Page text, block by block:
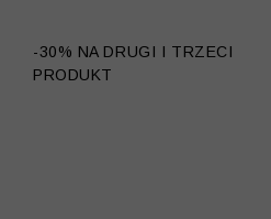
-30% NA DRUGI I TRZECI
PRODUKT